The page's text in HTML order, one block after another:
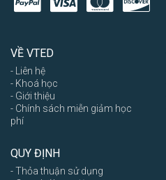
VỀ VTED
- Liên hệ
- Khoá học
- Giới thiệu
- Chính sách miễn giảm học
phí
QUY ĐỊNH
- Thỏa thuận sử dụng